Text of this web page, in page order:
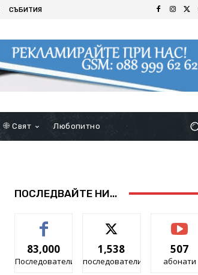
СЪБИТИЯ
Свят Любопитно
ПОСЛЕДВАЙТЕ НИ...
83,000
Последователи
1,538
последователи
507
абонати